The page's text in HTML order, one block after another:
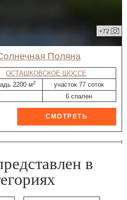
+72
Поляна
ОСТАШКОВСКОЕ ШОССЕ
2200 м2
участок 77 соток
6 спален
в